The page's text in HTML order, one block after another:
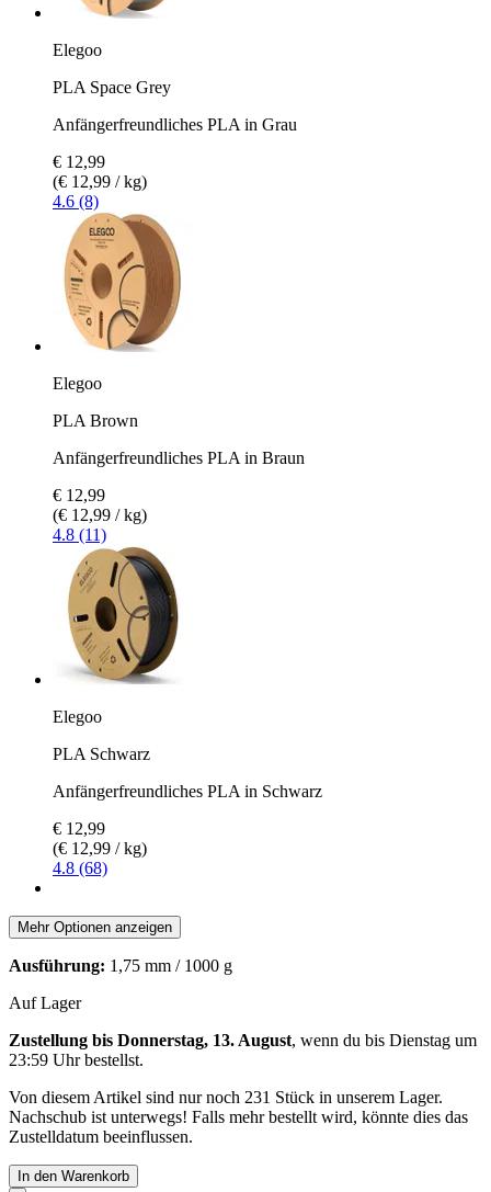
Elegoo
PLA Space Grey
Anfängerfreundliches PLA in Grau
€ 12,99
(€ 12,99 / kg)
4.6 (8)
Elegoo
PLA Brown
Anfängerfreundliches PLA in Braun
€ 12,99
(€ 12,99 / kg)
4.8 (11)
Elegoo
PLA Schwarz
Anfängerfreundliches PLA in Schwarz
€ 12,99
(€ 12,99 / kg)
4.8 (68)
Mehr Optionen anzeigen
Ausführung: 1,75 mm / 1000 g
Auf Lager
Zustellung bis Donnerstag, 13. August, wenn du bis Dienstag um
23:59 Uhrbestellst.
Von diesem Artikel sind nur noch 231 Stück in unserem Lager.
Nachschub ist unterwegs! Falls mehr bestellt wird, könnte dies das
Zustelldatum beeinflussen.
In den Warenkorb